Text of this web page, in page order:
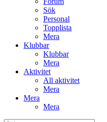
Sök
Personal
Topplista
Mera
Klubbar
Klubbar
Mera
Aktivitet
All aktivitet
Mera
Mera
Mera